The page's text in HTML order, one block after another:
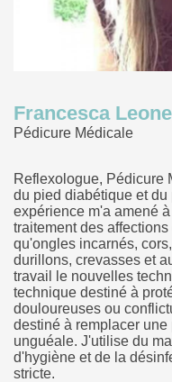
Francesca Leone
Pédicure Médicale
Reflexologue, Pédicure
du pied diabétique et
expérience m'a amené
traitement des
qu'ongles incarnés,
durillons, crevasses et
travail le nouvelles
technique destiné à
douloureuses ou
destiné à remplacer
unguéale. J'utilise du
d'hygiène et de la
stricte.